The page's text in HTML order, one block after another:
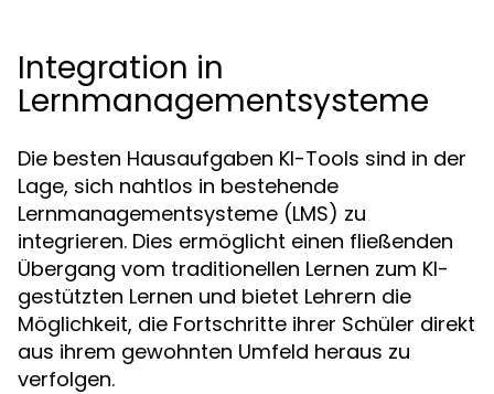
Integration in
Lernmanagementsysteme
Die besten Hausaufgaben KI-Tools sind in der
Lage, sich nahtlos in bestehende
Lernmanagementsysteme (LMS) zu
integrieren. Dies ermöglicht einen fließenden
Übergang vom traditionellen Lernen zum KI-
gestützten Lernen und bietet Lehrern die
Möglichkeit, die Fortschritte ihrer Schüler direkt
aus ihrem gewohnten Umfeld heraus zu
verfolgen.